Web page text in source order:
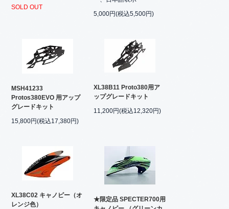
SOLD OUT
5,000円(税込5,500円)
MSH41233
Protos380EVO 用アップ
グレードキット
15,800円(税込17,380円)
XL38B11 Proto380用ア
ップグレードキット
11,200円(税込12,320円)
XL38C02 キャノピー（オ
レンジ色）
★限定品 SPECTER700用